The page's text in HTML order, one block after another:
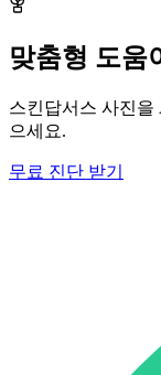
맞춤형 도움
스킨답서스 사진을
으세요.
무료 진단 받기